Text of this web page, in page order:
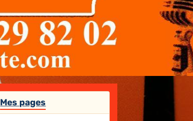
Mes pages